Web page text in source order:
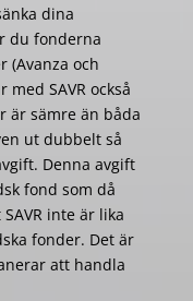
dina
du fonderna
(Avanza och
SAVR också
är sämre än båda
ut dubbelt så
Denna avgift
fond som då
inte är lika
fonder. Det är
att handla